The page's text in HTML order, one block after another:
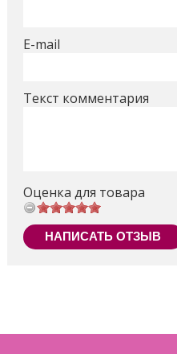
E-mail
Текст комментария
Оценка для товара
НАПИСАТЬ ОТЗЫВ